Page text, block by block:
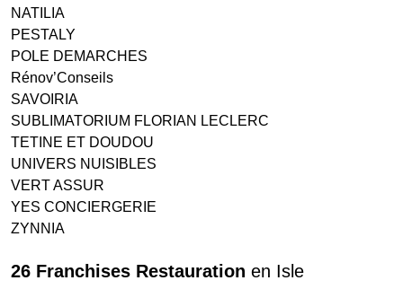
NATILIA
PESTALY
POLE DEMARCHES
Rénov’Conseils
SAVOIRIA
SUBLIMATORIUM FLORIAN LECLERC
TETINE ET DOUDOU
UNIVERS NUISIBLES
VERT ASSUR
YES CONCIERGERIE
ZYNNIA
26 Franchises Restauration en Isle